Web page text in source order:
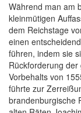
Während man am
kleinmütigen
dem Reichstage
einen
führen, indem sie
Rückforderung
Vorbehalts von
führte zur
brandenburgische